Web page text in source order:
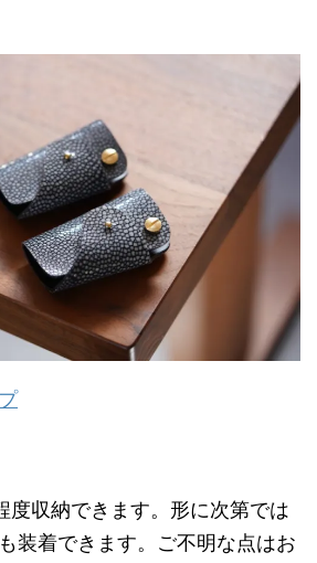
度収納できます。形に次第では
装着できます。ご不明な点はお